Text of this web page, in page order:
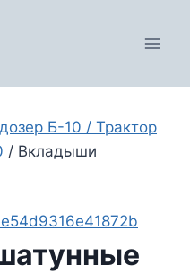
Б-10 / Трактор
/ Вкладыши